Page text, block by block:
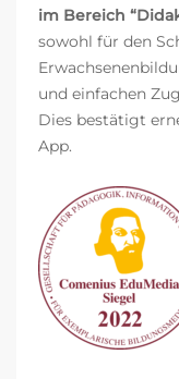
im Bereich
sowohl für den
und einfachen
Dies bestätigt
App.